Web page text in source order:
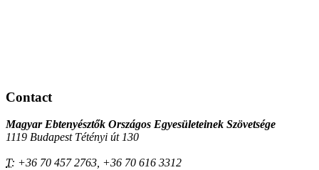
Contact
Magyar Ebtenyésztők Országos Egyesületeinek Szövetsége
1119 Budapest Tétényi út 130
T: +36 70 457 2763, +36 70 616 3312